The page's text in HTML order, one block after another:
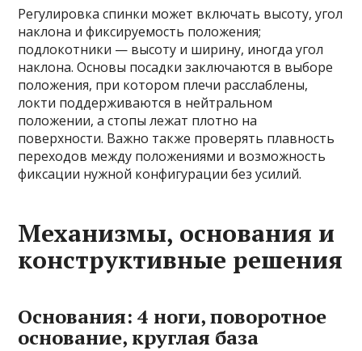
Регулировка спинки может включать высоту, угол
наклона и фиксируемость положения;
подлокотники — высоту и ширину, иногда угол
наклона. Основы посадки заключаются в выборе
положения, при котором плечи расслаблены,
локти поддерживаются в нейтральном
положении, а стопы лежат плотно на
поверхности. Важно также проверять плавность
переходов между положениями и возможность
фиксации нужной конфигурации без усилий.
Механизмы, основания и
конструктивные решения
Основания: 4 ноги, поворотное
основание, круглая база